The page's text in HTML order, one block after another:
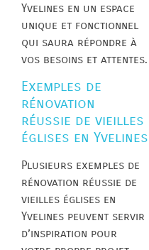
Yvelines en un espace
unique et fonctionnel
qui saura répondre à
vos besoins et attentes.
Exemples de
rénovation
réussie de vieilles
églises en Yvelines
Plusieurs exemples de
rénovation réussie de
vieilles églises en
Yvelines peuvent servir
d’inspiration pour